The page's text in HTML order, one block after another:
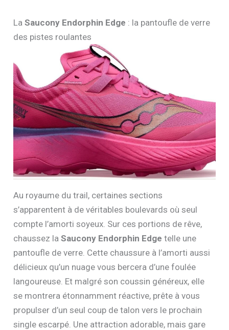
LaSaucony Endorphin Edge : la pantoufle de verre
des pistes roulantes
Au royaume du trail, certaines sections
s’apparentent à de véritables boulevards où seul
compte l’amorti soyeux. Sur ces portions de rêve,
chaussez laSaucony Endorphin Edge telle une
pantoufle de verre. Cette chaussure à l’amorti aussi
délicieux qu’un nuage vous bercera d’une foulée
langoureuse. Et malgré son coussin généreux, elle
se montrera étonnamment réactive, prête à vous
propulser d’un seul coup de talon vers le prochain
single escarpé. Une attraction adorable, mais gare